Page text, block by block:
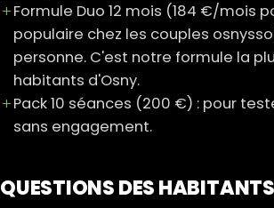
Formule Duo 12 mois (184 €/mois
populaire chez les couples
personne. C'est notre formule la
habitants d'Osny.
Pack 10 séances (200 €) : pour
sans engagement.
QUESTIONS DES